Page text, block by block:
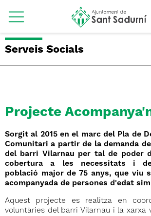
Serveis Socials
Projecte
Sorgit al 2015 en el marc del Pla de
Comunitari a partir de la demanda
del barri Vilarnau per tal de poder
cobertura a les necessitats i
població major de 75 anys, que viu
acompanyada de persones d'edat
Aquest projecte es realitza en
voluntàries del barri Vilarnau i la xarxa